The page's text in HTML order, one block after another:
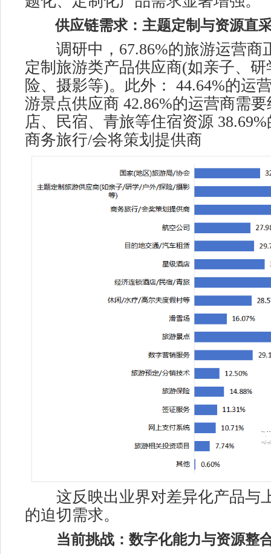
供应链需求：主题定制与资源直
调研中，67.86%的旅游运营商
定制旅游类产品供应商(如亲子、
险、摄影等)。此外： 44.64%的运
游景点供应商 42.86%的运营商需
店、民宿、青旅等住宿资源
商务旅行/会将策划提供商
这反映出业界对差异化产品与
的迫切需求。
当前挑战：数字化能力与资源整